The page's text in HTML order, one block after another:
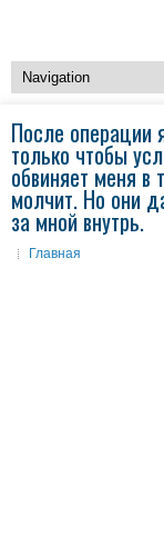
После операции
только чтобы
обвиняет меня в
молчит. Но они
за мной внутрь.
Главная